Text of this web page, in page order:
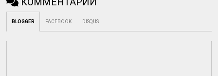
BLOGGER FACEBOOK DISQUS